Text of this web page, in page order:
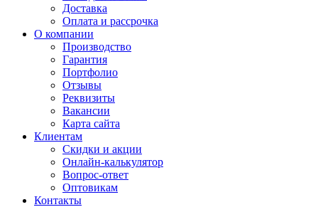
Доставка
Оплата и рассрочка
О компании
Производство
Гарантия
Портфолио
Отзывы
Реквизиты
Вакансии
Карта сайта
Клиентам
Скидки и акции
Онлайн-калькулятор
Вопрос-ответ
Оптовикам
Контакты